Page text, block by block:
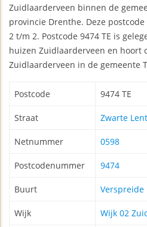
Zuidlaarderveen binnen de
provincie Drenthe. Deze
2 t/m 2. Postcode 9474 TE is
huizen Zuidlaarderveen en hoort
Zuidlaarderveen in de gemeente
Postcode 9474 TE
Straat Zwarte
Netnummer 0598
Postcodenummer 9474
Buurt
Wijk Wijk 02